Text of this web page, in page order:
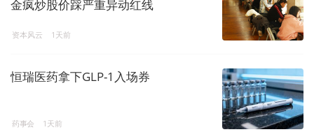
金疯炒股价踩严重异动红线
资本风云 1天前
恒瑞医药拿下GLP-1入场券
药事会 1天前